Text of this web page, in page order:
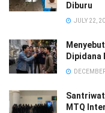
Diburu
JULY 22,
Dipidana
MTQ